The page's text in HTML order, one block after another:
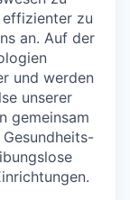
effizienter zu
an. Auf der
und werden
unserer
gemeinsam